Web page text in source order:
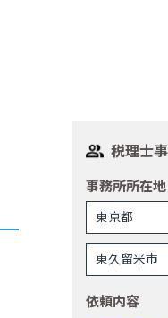
税理士
事務所所在地
依頼内容